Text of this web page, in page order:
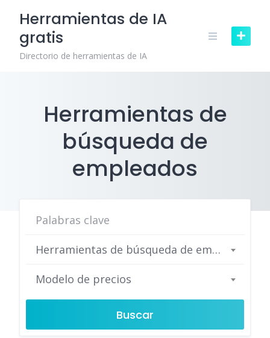
content
Herramientas de IA
gratis
Directorio de herramientas de IA
Herramientas de
búsqueda de
empleados
Herramientas de búsqueda de empleados
Modelo de precios
Buscar